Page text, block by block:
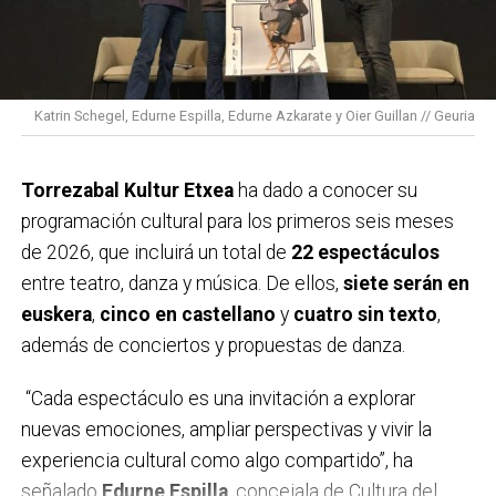
partidos y competiciones de los fines de semana del
30 de enero al 1 de febrero y del 6 al 8 de febrero.
Durante estos tres años hemos contado con el apoyo
de más de 320 clubes y equipos y más de 100.000
En el deporte la cinta negra simboliza el luto, así que
desde la Asociación queremos sustituir el negro por
el color verde, símbolo de la esperanza y la
supervivencia. Además, el deporte transmite valores
como el esfuerzo, el trabajo en equipo o la
superación, por lo que es un gran altavoz para recordar
que detrás de cada brazalete hay una persona, una
historia, una familia. Con esta iniciativa se da voz a las
personas con cáncer, pero también a quienes las
cuidan, reivindicando una atención más humana.
Katrin Schegel, Edurne Espilla, Edurne Azkarate y Oier Guillan // Geuria
Torrezabal Kultur Etxeaha dado a conocer su
programación cultural para los primeros seis meses
de 2026, que incluirá un total de 22 espectáculos
entre teatro, danza y música. De ellos, siete serán en
euskera, cinco en castellano y cuatro sin texto,
además de conciertos y propuestas de danza.
“Cada espectáculo es una invitación a explorar
nuevas emociones, ampliar perspectivas y vivir la
experiencia cultural como algo compartido”, ha